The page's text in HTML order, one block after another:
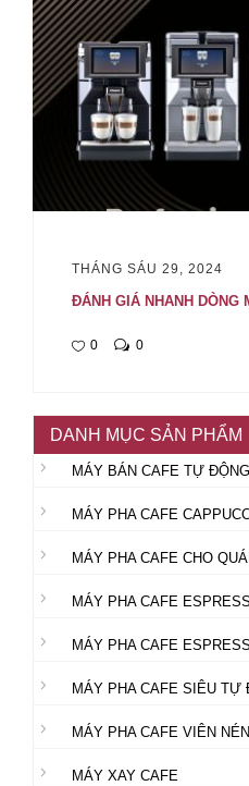
THÁNG SÁU 29, 2024
ĐÁNH GIÁ NHANH DÒNG
0 0
DANH MỤC SẢN PHẨM
MÁY BÁN CAFE TỰ ĐỘNG
MÁY PHA CAFE
MÁY PHA CAFE CHO
MÁY PHA CAFE
MÁY PHA CAFE
MÁY PHA CAFE SIÊU TỰ
MÁY PHA CAFE VIÊN NÉN
MÁY XAY CAFE